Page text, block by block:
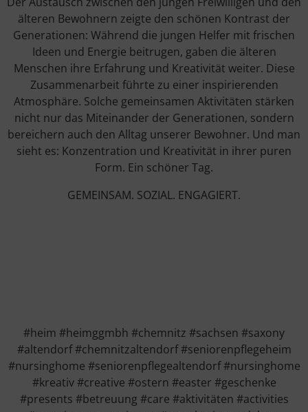
älteren Bewohnern zeigte den schönen Kontrast der
Generationen: Während die jungen Helfer mit frischen
Ideen und Energie beitrugen, gaben die älteren
Menschen ihre Erfahrung und Kreativität weiter. Diese
Zusammenarbeit führte zu einer inspirierenden
Atmosphäre. Solche gemeinsamen Aktivitäten stärken
nicht nur das Miteinander der Generationen, sondern
bereichern auch den Alltag unserer Bewohner. Und man
sieht es: Konzentration und Kreativität in ihrer puren
Form. Ein schöner Tag.
GEMEINSAM. SOZIAL. ENGAGIERT.
#heim #heimggmbh #chemnitz #sachsen #saxony
#altendorf #chemnitzaltendorf #seniorenpflegeheim
#nursinghome #seniorenpflegealtendorf #nursinghome
#kreativ #creative #ostern #easter #geschenke
#presents #betreuung #care #aktivitäten #activities